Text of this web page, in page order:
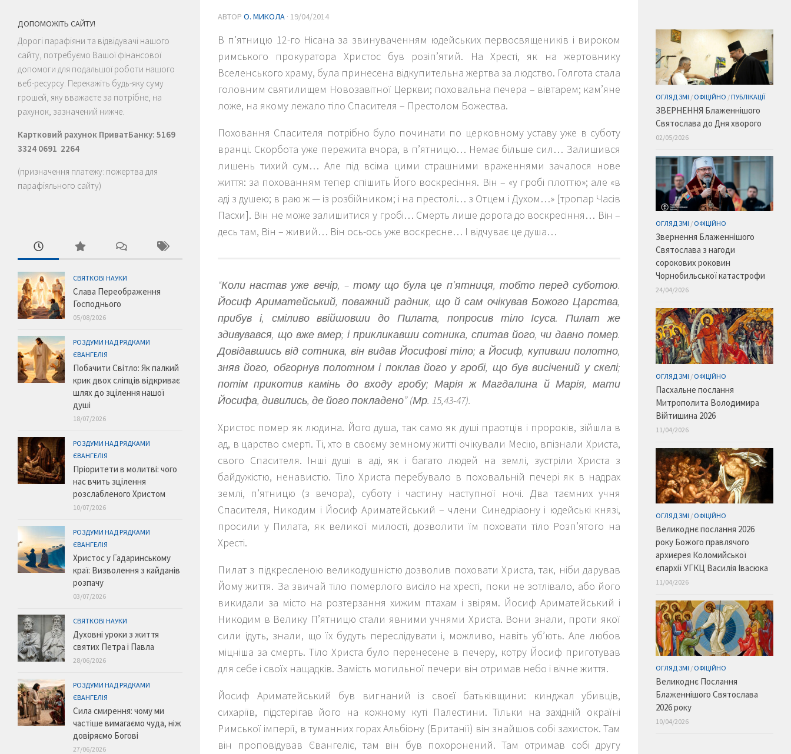
АВТОР О. МИКОЛА · 19/04/2014
В п’ятницю 12-го Нісана за звинуваченням юдейських первосвящеників і вироком
римського прокуратора Христос був розіп’ятий. На Хресті, як на жертовнику
Вселенського храму, була принесена відкупительна жертва за людство. Голгота стала
головним святилищем Новозавітної Церкви; поховальна печера – вівтарем; кам’яне
ложе, на якому лежало тіло Спасителя – Престолом Божества.
Поховання Спасителя потрібно було починати по церковному уставу уже в суботу
вранці. Скорбота уже пережита вчора, в п’ятницю… Немає більше сил… Залишився
лишень тихий сум… Але під всіма цими страшними враженнями зачалося нове
життя: за похованням тепер спішить Його воскресіння. Він – «у гробі плоттю»; але «в
аді з душею; в раю ж — із розбійником; і на престолі… з Отцем і Духом…» [тропар Часів
Пасхи]. Він не може залишитися у гробі… Смерть лише дорога до воскресіння… Він –
десь там, Він – живий… Він ось-ось уже воскресне… І відчуває це душа…
“Коли настав уже вечір, – тому що була це п’ятниця, тобто перед суботою.
Йосиф Ариматейський, поважний радник, що й сам очікував Божого Царства,
прибув і, сміливо ввійшовши до Пилата, попросив тіло Ісуса. Пилат же
здивувався, що вже вмер; і прикликавши сотника, спитав його, чи давно помер.
Довідавшись від сотника, він видав Йосифові тіло; а Йосиф, купивши полотно,
зняв його, обгорнув полотном і поклав його у гробі, що був висічений у скелі;
потім прикотив камінь до входу гробу; Марія ж Магдалина й Марія, мати
Йосифа, дивились, де його покладено” (Мр. 15,43-47).
Христос помер як людина. Його душа, так само як душі праотців і пророків, зійшла в
ад, в царство смерті. Ті, хто в своєму земному житті очікували Месію, впізнали Христа,
свого Спасителя. Інші душі в аді, як і багато людей на землі, зустріли Христа з
байдужістю, ненавистю. Тіло Христа перебувало в поховальній печері як в надрах
землі, п’ятницю (з вечора), суботу і частину наступної ночі. Два таємних учня
Спасителя, Никодим і Йосиф Ариматейський – члени Синедріаону і юдейські князі,
просили у Пилата, як великої милості, дозволити їм поховати тіло Розп’ятого на
Хресті.
Пилат з підкресленою великодушністю дозволив поховати Христа, так, ніби дарував
Йому життя. За звичай тіло померлого висіло на хресті, поки не зотлівало, або його
викидали за місто на розтерзання хижим птахам і звірям. Йосиф Ариматейський і
Никодим в Велику П’ятницю стали явними учнями Христа. Вони знали, проти якої
сили ідуть, знали, що їх будуть переслідувати і, можливо, навіть уб’ють. Але любов
міцніша за смерть. Тіло Христа було перенесене в печеру, котру Йосиф приготував
для себе і своїх нащадків. Замість могильної печери він отримав небо і вічне життя.
Йосиф Ариматейський був вигнаний із своєї батьківщини: кинджал убивців,
сихаріїв, підстерігав його на кожному куті Палестини. Тільки на західній окраїні
Римської імперії, в туманних горах Альбіону (Британії) він знайшов собі захисток. Там
він проповідував Євангеліє, там він був похоронений. Там отримав собі другу
ДОПОМОЖІТЬ САЙТУ!
Дорогі парафіяни та відвідувачі нашого
сайту, потребуємо Вашої фінансової
допомоги для подальшої роботи нашого
веб-ресурсу. Перекажіть будь-яку суму
грошей, яку вважаєте за потрібне, на
рахунок, зазначений нижче.
Картковий рахунок ПриватБанку: 5169
3324 0691 2264
(призначення платежу: пожертва для
парафіяльного сайту)
СВЯТКОВІ НАУКИ
Слава Переображення
Господнього
05/08/2026
РОЗДУМИ НАД РЯДКАМИ
ЄВАНГЕЛІЯ
Побачити Світло: Як палкий
крик двох сліпців відкриває
шлях до зцілення нашої
душі
18/07/2026
РОЗДУМИ НАД РЯДКАМИ
ЄВАНГЕЛІЯ
Пріоритети в молитві: чого
нас вчить зцілення
розслабленого Христом
10/07/2026
РОЗДУМИ НАД РЯДКАМИ
ЄВАНГЕЛІЯ
Христос у Гадаринському
краї: Визволення з кайданів
розпачу
03/07/2026
СВЯТКОВІ НАУКИ
Духовні уроки з життя
святих Петра і Павла
28/06/2026
РОЗДУМИ НАД РЯДКАМИ
ЄВАНГЕЛІЯ
Сила смирення: чому ми
частіше вимагаємо чуда, ніж
довіряємо Богові
27/06/2026
ОГЛЯД ЗМІ / ОФІЦІЙНО /ПУБЛІКАЦІЇ
ЗВЕРНЕННЯ Блаженнішого
Святослава до Дня хворого
02/05/2026
ОГЛЯД ЗМІ / ОФІЦІЙНО
Звернення Блаженнішого
Святослава з нагоди
сорокових роковин
Чорнобильської катастрофи
24/04/2026
ОГЛЯД ЗМІ / ОФІЦІЙНО
Пасхальне послання
Митрополита Володимира
Війтишина 2026
11/04/2026
ОГЛЯД ЗМІ / ОФІЦІЙНО
Великоднє послання 2026
року Божого правлячого
архиєрея Коломийської
єпархії УГКЦ Василія Івасюка
11/04/2026
ОГЛЯД ЗМІ / ОФІЦІЙНО
Великоднє Послання
Блаженнішого Святослава
2026 року
10/04/2026